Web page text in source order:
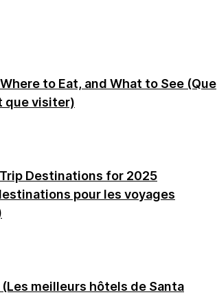
to Eat, and What to See (Que
que visiter)
Destinations for 2025
pour les voyages
meilleurs hôtels de Santa